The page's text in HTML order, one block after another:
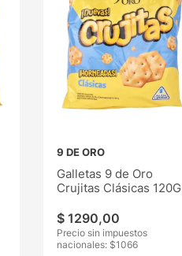
9 DE ORO
Galletas 9 de Oro
Crujitas Clásicas 120G
$ 1290,00
Precio sin impuestos
nacionales: $1066